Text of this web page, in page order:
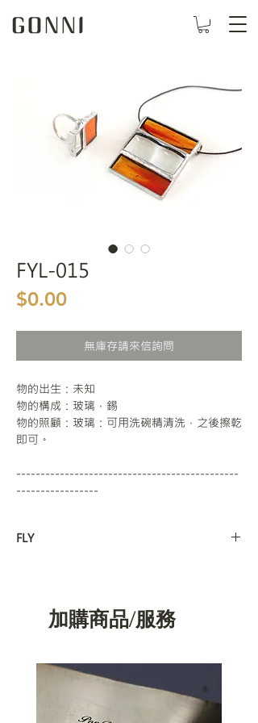
FYL-015
$0.00價格
無庫存請來信詢問
物的出生：未知
物的構成：玻璃，錫
物的照顧：玻璃：可用洗碗精清洗，之後擦乾
即可。
----------------------------------------------
-----------------
FLY
加購商品/服務